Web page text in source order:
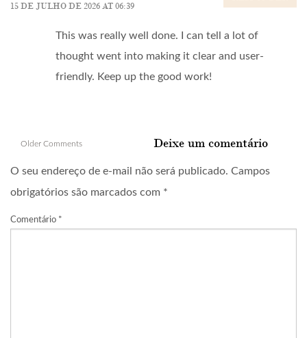
15 DE JULHO DE 2026 AT 06:39
This was really well done. I can tell a lot of
thought went into making it clear and user-
friendly. Keep up the good work!
Comment
Older Comments Deixe um comentário
O seu endereço de e-mail não será publicado. Campos
obrigatórios são marcados com *
Comentário *